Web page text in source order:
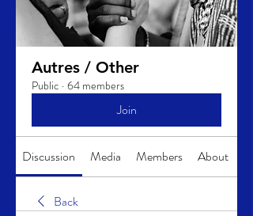
Autres / Other
Public · 64 members
Join
Discussion Media Members About
Back